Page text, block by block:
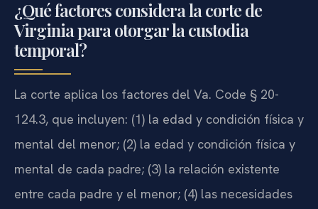
¿Qué factores considera la corte de
Virginia para otorgar la custodia
temporal?
La corte aplica los factores del Va. Code § 20-
124.3, que incluyen: (1) la edad y condición física y
mental del menor; (2) la edad y condición física y
mental de cada padre; (3) la relación existente
entre cada padre y el menor; (4) las necesidades